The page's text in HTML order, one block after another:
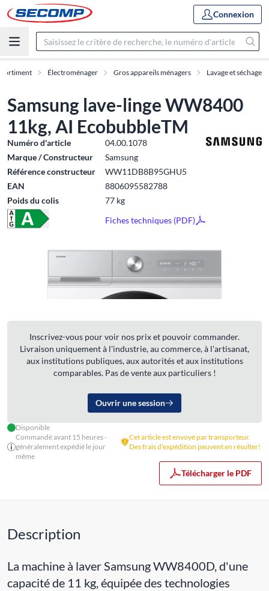
Connexion
Électroménager Gros appareils ménagers Lavage et séchage
Samsung lave-linge WW8400
11kg, AI EcobubbleTM
Numéro d'article
04.00.1078
Marque / Constructeur
Samsung
Référence constructeur
WW11DB8B95GHU5
EAN
8806095582788
Poids du colis
77 kg
Fiches techniques (PDF)
Inscrivez-vous pour voir nos prix et pouvoir commander.
Livraison uniquement à l'industrie, au commerce, à l'artisanat,
aux institutions publiques, aux autorités et aux institutions
comparables. Pas de vente aux particuliers !
Ouvrir une session
Disponible
Commandé avant 15 heures -
généralement expédié le jour
même
Cet article est envoyé par transporteur.
Des frais d'expédition peuvent en résulter!
Télécharger le PDF
Description
La machine à laver Samsung WW8400D, d'une
capacité de 11 kg, équipée des technologies